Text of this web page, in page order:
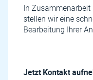
In
stellen wir eine
Bearbeitung Ihrer
Jetzt Kontakt